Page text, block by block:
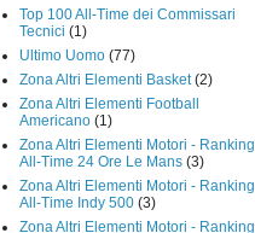
Top 100 All-Time dei Commissari
Tecnici (1)
Ultimo Uomo (77)
Zona Altri Elementi Basket (2)
Zona Altri Elementi Football
Americano (1)
Zona Altri Elementi Motori - Ranking
All-Time 24 Ore Le Mans (3)
Zona Altri Elementi Motori - Ranking
All-Time Indy 500 (3)
Zona Altri Elementi Motori - Ranking